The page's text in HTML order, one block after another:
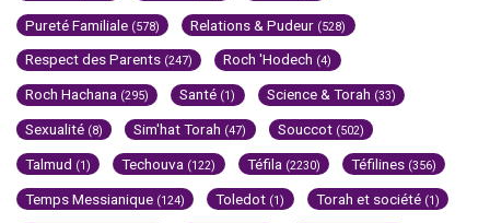
Pureté Familiale (578) Relations & Pudeur (528)
Respect des Parents (247) Roch 'Hodech (4)
Roch Hachana (295) Santé (1) Science & Torah (33)
Sexualité (8) Sim'hat Torah (47) Souccot (502)
Talmud (1) Techouva (122) Téfila (2230) Téfilines (356)
Temps Messianique (124) Toledot (1) Torah et société (1)